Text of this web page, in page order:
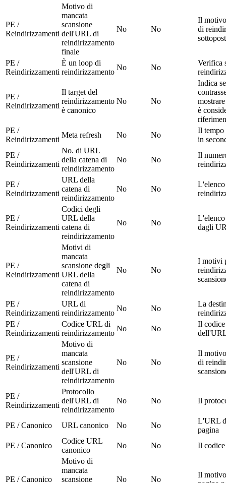
PE /
Reindirizzamenti
Motivo di
mancata
scansione
dell'URL di
reindirizzamento
finale
No No
Il
di
PE /
Reindirizzamenti
È un loop di
reindirizzamento
No No
Verifica
PE /
Reindirizzamenti
Il target del
reindirizzamento
è canonico
No No
Indica
è
PE /
Reindirizzamenti
Meta refresh No No
Il tempo
in
PE /
Reindirizzamenti
No. di URL
della catena di
reindirizzamento
No No
Il
PE /
Reindirizzamenti
URL della
catena di
reindirizzamento
No No
PE /
Reindirizzamenti
Codici degli
URL della
catena di
reindirizzamento
No No
dagli
PE /
Reindirizzamenti
Motivi di
mancata
scansione degli
URL della
catena di
reindirizzamento
No No
I motivi
PE /
Reindirizzamenti
URL di
reindirizzamento
No No
La
PE /
Reindirizzamenti
Codice URL di
reindirizzamento
No No
Il
PE /
Reindirizzamenti
Motivo di
mancata
scansione
dell'URL di
reindirizzamento
No No
Il
di
PE /
Reindirizzamenti
Protocollo
dell'URL di
reindirizzamento
No No Il
PE / Canonico URL canonico No No
L'URL
pagina
PE / Canonico
Codice URL
canonico
No No Il
PE / Canonico
Motivo di
mancata
scansione
No No
Il